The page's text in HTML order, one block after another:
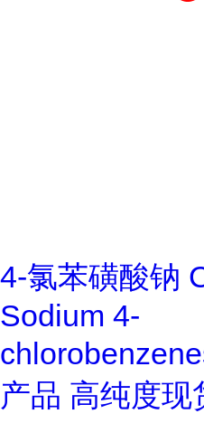
4-氯苯磺酸钠
Sodium 4-
产品 高纯度现